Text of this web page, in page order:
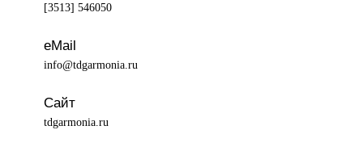
[3513] 546050
eMail
info@tdgarmonia.ru
Сайт
tdgarmonia.ru